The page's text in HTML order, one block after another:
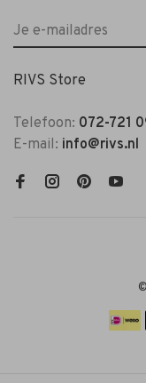
RIVS Store
Telefoon: 072-721
E-mail: info@rivs.nl